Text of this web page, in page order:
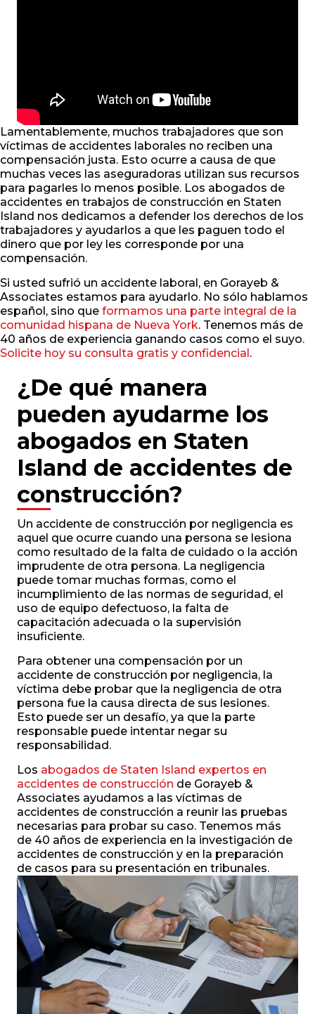
Lamentablemente, muchos trabajadores que son
víctimas de accidentes laborales no reciben una
compensación justa. Esto ocurre a causa de que
muchas veces las aseguradoras utilizan sus recursos
para pagarles lo menos posible. Los abogados de
accidentes en trabajos de construcción en Staten
Island nos dedicamos a defender los derechos de los
trabajadores y ayudarlos a que les paguen todo el
dinero que por ley les corresponde por una
compensación.
Si usted sufrió un accidente laboral, en Gorayeb &
Associates estamos para ayudarlo. No sólo hablamos
español, sino que formamos una parte integral de la
comunidad hispana de Nueva York. Tenemos más de
40 años de experiencia ganando casos como el suyo.
Solicite hoy su consulta gratis y confidencial.
¿De qué manera
pueden ayudarme los
abogados en Staten
Island de accidentes de
construcción?
Un accidente de construcción por negligencia es
aquel que ocurre cuando una persona se lesiona
como resultado de la falta de cuidado o la acción
imprudente de otra persona. La negligencia
puede tomar muchas formas, como el
incumplimiento de las normas de seguridad, el
uso de equipo defectuoso, la falta de
capacitación adecuada o la supervisión
insuficiente.
Para obtener una compensación por un
accidente de construcción por negligencia, la
víctima debe probar que la negligencia de otra
persona fue la causa directa de sus lesiones.
Esto puede ser un desafío, ya que la parte
responsable puede intentar negar su
responsabilidad.
Los abogados de Staten Island expertos en
accidentes de construcción de Gorayeb &
Associates ayudamos a las víctimas de
accidentes de construcción a reunir las pruebas
necesarias para probar su caso. Tenemos más
de 40 años de experiencia en la investigación de
accidentes de construcción y en la preparación
de casos para su presentación en tribunales.